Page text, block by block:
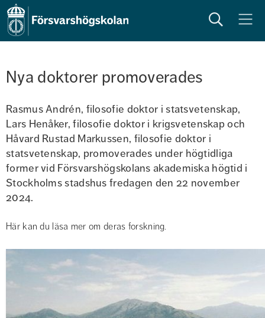
Sök Meny
Nya doktorer promoverades
Rasmus Andrén, filosofie doktor i statsvetenskap,
Lars Henåker, filosofie doktor i krigsvetenskap och
Håvard Rustad Markussen, filosofie doktor i
statsvetenskap, promoverades under högtidliga
former vid Försvarshögskolans akademiska högtid i
Stockholms stadshus fredagen den 22 november
2024.
Här kan du läsa mer om deras forskning.